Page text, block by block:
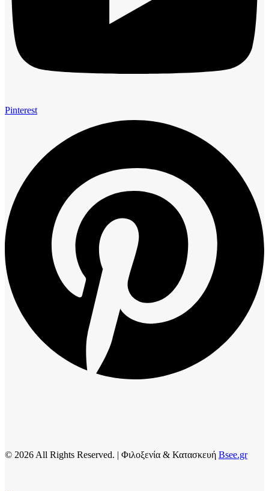
Pinterest
© 2026 All Rights Reserved. | Φιλοξενία & Κατασκευή Bsee.gr